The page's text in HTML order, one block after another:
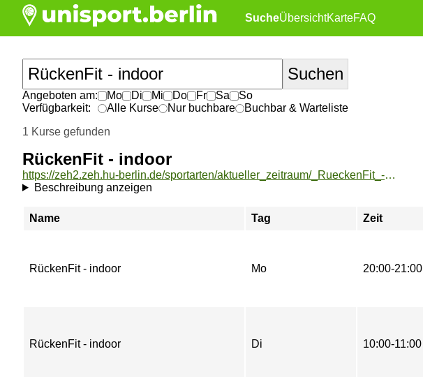
SucheÜbersichtKarteFAQ
Angeboten am: Mo Di Mi Do Fr Sa
So
Verfügbarkeit:
Alle Kurse Nur buchbare
Buchbar & Warteliste
1 Kurse gefunden
RückenFit - indoor
https://zeh2.zeh.hu-berlin.de/sportarten/aktueller_zeitraum/_RueckenFit_-_indoor.html
Beschreibung anzeigen
Name Tag Zeit
RückenFit - indoor Mo 20:00-21:00
RückenFit - indoor Di 10:00-11:00